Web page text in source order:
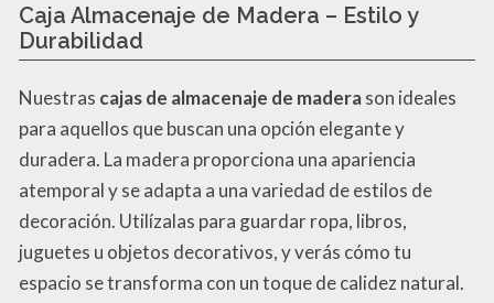
Caja Almacenaje de Madera – Estilo y
Durabilidad
Nuestras cajas de almacenaje de maderason ideales
para aquellos que buscan una opción elegante y
duradera. La madera proporciona una apariencia
atemporal y se adapta a una variedad de estilos de
decoración. Utilízalas para guardar ropa, libros,
juguetes u objetos decorativos, y verás cómo tu
espacio se transforma con un toque de calidez natural.